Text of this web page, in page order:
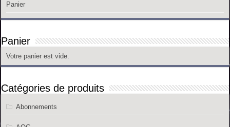
Panier
Panier
Votre panier est vide.
Catégories de produits
Abonnements